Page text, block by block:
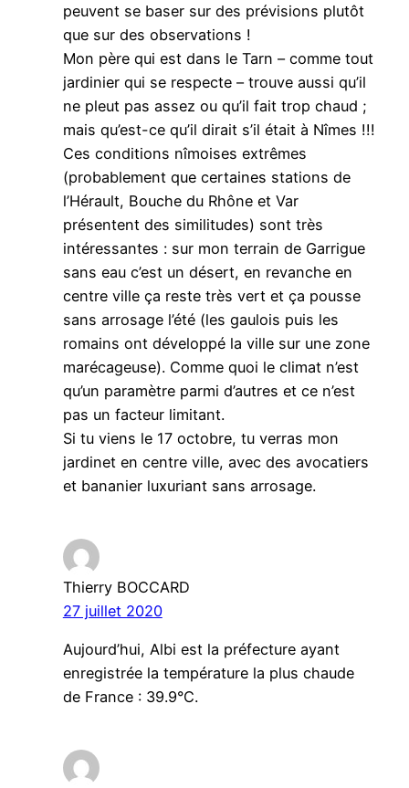
peuvent se baser sur des prévisions plutôt
que sur des observations !
Mon père qui est dans le Tarn – comme tout
jardinier qui se respecte – trouve aussi qu’il
ne pleut pas assez ou qu’il fait trop chaud ;
mais qu’est-ce qu’il dirait s’il était à Nîmes !!!
Ces conditions nîmoises extrêmes
(probablement que certaines stations de
l’Hérault, Bouche du Rhône et Var
présentent des similitudes) sont très
intéressantes : sur mon terrain de Garrigue
sans eau c’est un désert, en revanche en
centre ville ça reste très vert et ça pousse
sans arrosage l’été (les gaulois puis les
romains ont développé la ville sur une zone
marécageuse). Comme quoi le climat n’est
qu’un paramètre parmi d’autres et ce n’est
pas un facteur limitant.
Si tu viens le 17 octobre, tu verras mon
jardinet en centre ville, avec des avocatiers
et bananier luxuriant sans arrosage.
Thierry BOCCARD
27 juillet 2020
Aujourd’hui, Albi est la préfecture ayant
enregistrée la température la plus chaude
de France : 39.9°C.